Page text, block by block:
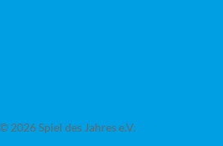
© 2026 Spiel des Jahres e.V.